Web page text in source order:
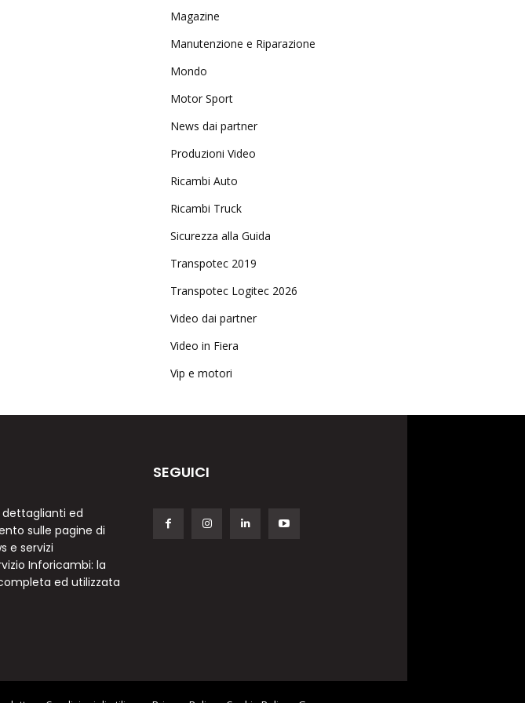
Magazine
Manutenzione e Riparazione
Mondo
Motor Sport
News dai partner
Produzioni Video
Ricambi Auto
Ricambi Truck
Sicurezza alla Guida
Transpotec 2019
Transpotec Logitec 2026
Video dai partner
Video in Fiera
Vip e motori
dettaglianti ed
sulle pagine di
e servizi
Inforicambi: la
ed utilizzata
SEGUICI